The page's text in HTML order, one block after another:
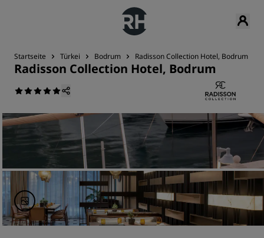
Startseite Türkei Bodrum Radisson Collection Hotel, Bodrum
Radisson Collection Hotel, Bodrum